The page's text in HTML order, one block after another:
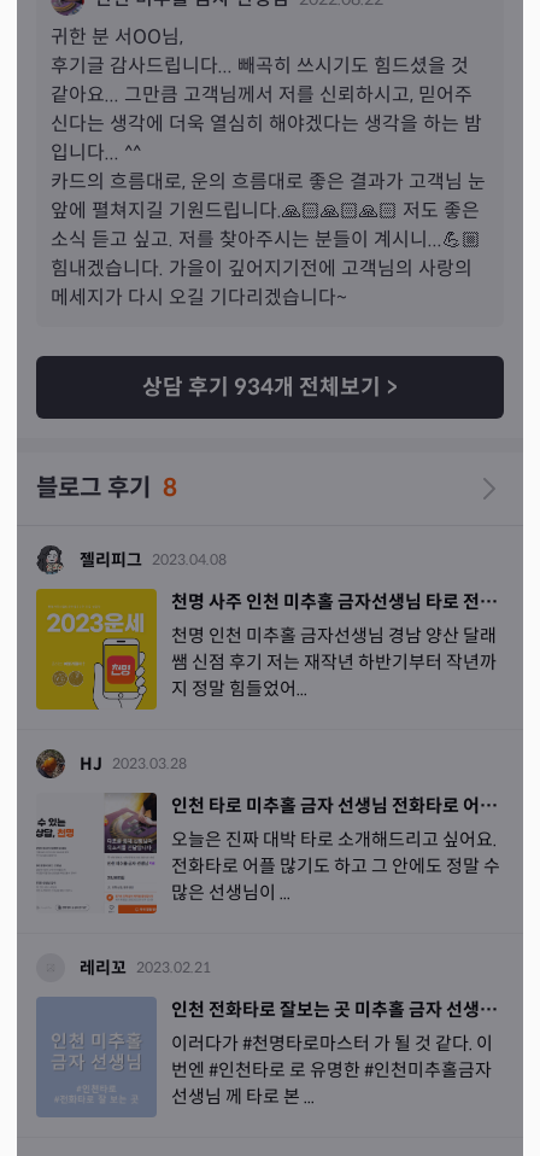
생님이 딱 그러신 것 같아서 선생님을 다시 찾게 된 이유랄
까요? 그러면서도 정말로 따뜻하십니다 상담이 끝난 후에
는 채팅으로 조언들도 해주시고 응원도 해주시는 금자쌤..
🤍 정말 얼마 안남았으니까 조금만 더 기다려볼게요 ㅠㅠ
ㅠ 모든 흐름들이 잘 맞아떨어져 좋은 결과를 만들어주면
좋겠어요 선생님께도 꼭 좋은 소식 들려드리고 싶구요 ㅎ
ㅎ 짧은 시간이지만 속이 시원해요 ! 선생님 항상 여기 계셔
주세요 ✨‼
귀한 분 서OO님,
후기글 감사드립니다... 빼곡히 쓰시기도 힘드셨을 것
같아요... 그만큼 고객님께서 저를 신뢰하시고, 믿어주
신다는 생각에 더욱 열심히 해야겠다는 생각을 하는 밤
입니다... ^^
카드의 흐름대로, 운의 흐름대로 좋은 결과가 고객님 눈
앞에 펼쳐지길 기원드립니다.🙏🏻🙏🏻🙏🏻 저도 좋은
소식 듣고 싶고. 저를 찾아주시는 분들이 계시니...💪🏼
힘내겠습니다. 가을이 깊어지기전에 고객님의 사랑의
메세지가 다시 오길 기다리겠습니다~
상담 후기 934개 전체보기 >
블로그 후기 8
젤리피그 2023.04.08
천명 사주 인천 미추홀 금자선생님 타로 전화타로 어플, 경남 양산 달래쌤 신점 솔직히!
천명 인천 미추홀 금자선생님 경남 양산 달래
쌤 신점 후기 저는 재작년 하반기부터 작년까
지 정말 힘들었어...
HJ 2023.03.28
인천 타로 미추홀 금자 선생님 전화타로 어플 대박!
오늘은 진짜 대박 타로 소개해드리고 싶어요.
전화타로 어플 많기도 하고 그 안에도 정말 수
많은 선생님이 ...
레리꼬 2023.02.21
인천 전화타로 잘보는 곳 미추홀 금자 선생님 타로후기
이러다가 #천명타로마스터 가 될 것 같다. 이
번엔 #인천타로 로 유명한 #인천미추홀금자
선생님 께 타로 본 ...